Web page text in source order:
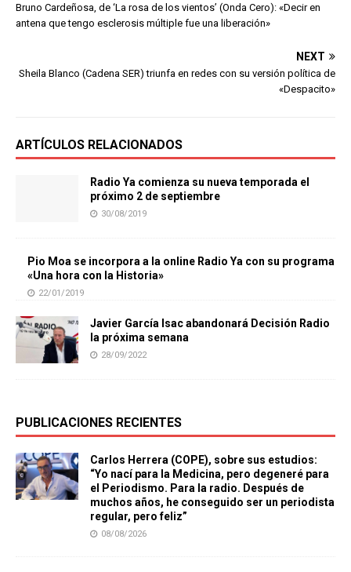
Bruno Cardeñosa, de ‘La rosa de los vientos’ (Onda Cero): «Decir en
antena que tengo esclerosis múltiple fue una liberación»
NEXT
Sheila Blanco (Cadena SER) triunfa en redes con su versión política de
«Despacito»
ARTÍCULOS RELACIONADOS
Radio Ya comienza su nueva temporada el
próximo 2 de septiembre
30/08/2019
Pio Moa se incorpora a la online Radio Ya con su programa
«Una hora con la Historia»
22/01/2019
Javier García Isac abandonará Decisión Radio
la próxima semana
28/09/2022
PUBLICACIONES RECIENTES
Carlos Herrera (COPE), sobre sus estudios:
“Yo nací para la Medicina, pero degeneré para
el Periodismo. Para la radio. Después de
muchos años, he conseguido ser un periodista
regular, pero feliz”
08/08/2026